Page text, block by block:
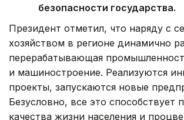
безопасности государства.
Президент отметил, что наряду с
хозяйством в регионе динамично
перерабатывающая
и машиностроение. Реализуются
проекты, запускаются новые
Безусловно, все это
качества жизни населения и